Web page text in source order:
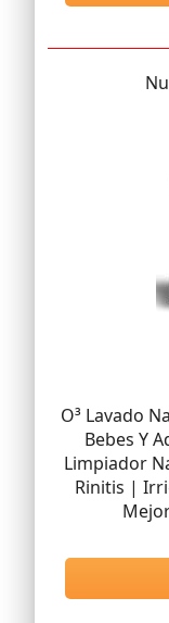
O³ Lavado
Bebes Y
Limpiador
Rinitis |